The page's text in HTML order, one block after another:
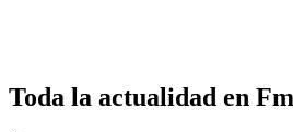
Toda la actualidad en